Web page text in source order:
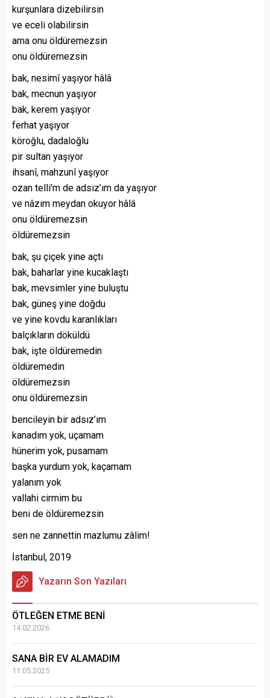
kurşunlara dizebilirsin
ve eceli olabilirsin
ama onu öldüremezsin
onu öldüremezsin
bak, nesimî yaşıyor hâlâ
bak, mecnun yaşıyor
bak, kerem yaşıyor
ferhat yaşıyor
köroğlu, dadaloğlu
pir sultan yaşıyor
ihsanî, mahzunî yaşıyor
ozan telli’m de adsız’ım da yaşıyor
ve nâzım meydan okuyor hâlâ
onu öldüremezsin
öldüremezsin
bak, şu çiçek yine açtı
bak, baharlar yine kucaklaştı
bak, mevsimler yine buluştu
bak, güneş yine doğdu
ve yine kovdu karanlıkları
balçıkların döküldü
bak, işte öldüremedin
öldüremedin
öldüremezsin
onu öldüremezsin
bencileyin bir adsız’ım
kanadım yok, uçamam
hünerim yok, pusamam
başka yurdum yok, kaçamam
yalanım yok
vallahi cirmim bu
beni de öldüremezsin
sen ne zannettin mazlumu zâlim!
İstanbul, 2019
Yazarın Son Yazıları
ÖTLEĞEN ETME BENİ
14.02.2026
SANA BİR EV ALAMADIM
11.05.2025